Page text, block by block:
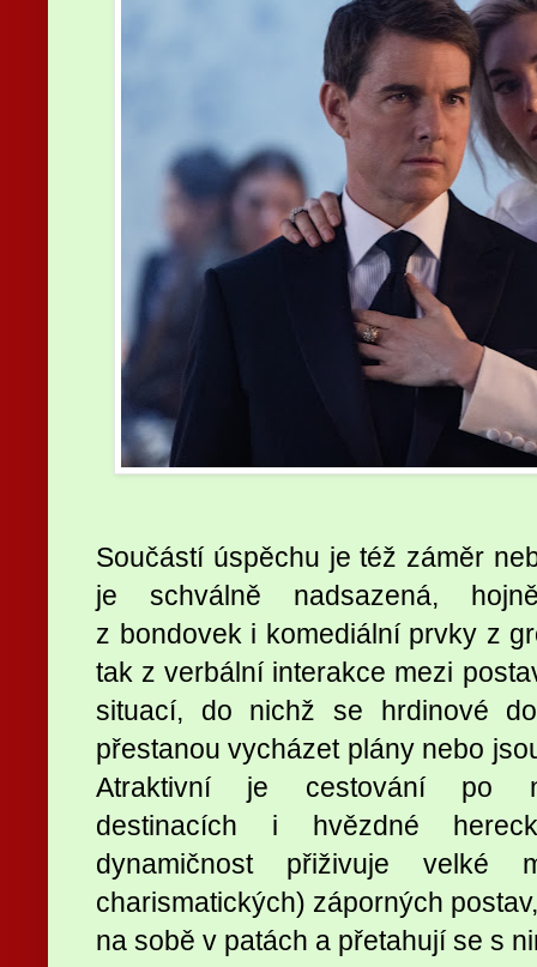
Součástí úspěchu je též záměr
je schválně nadsazená,
z bondovek i komediální prvky z
tak z verbální interakce mezi
situací, do nichž se hrdinové
přestanou vycházet plány nebo
Atraktivní je cestování po
destinacích i hvězdné
dynamičnost přiživuje velké
charismatických) záporných
na sobě v patách a přetahují se s